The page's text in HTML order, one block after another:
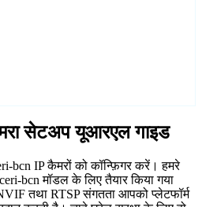
सेटअप यूआरएल गाइड
IP कैमरों को कॉन्फ़िगर करें। हमरे
bcn मॉडल के लिए तैयार किया गया
तथा RTSP संगतता आपको प्लेटफॉर्म